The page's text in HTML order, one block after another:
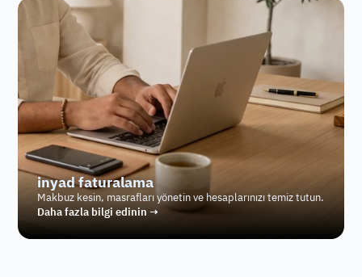
inyad faturalama
Makbuz kesin, masrafları yönetin ve hesaplarınızı temiz tutun.
Daha fazla bilgi edinin →